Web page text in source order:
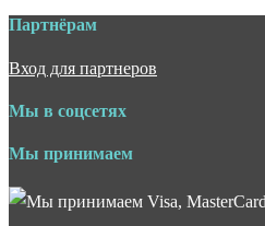
Партнёрам
Вход для партнеров
Мы в соцсетях
Мы принимаем